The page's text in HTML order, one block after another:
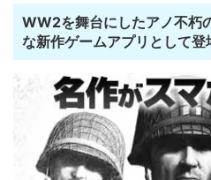
WW2を舞台にしたアノ不朽
な新作ゲームアプリとして登